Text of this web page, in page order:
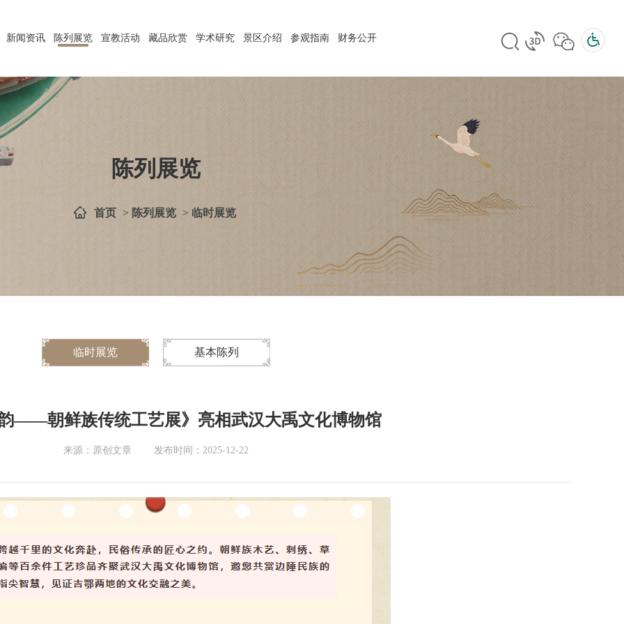
新闻资讯 陈列展览 宣教活动 藏品欣赏 学术研究 景区介绍 参观指南 财务公开
陈列展览
首页 > 陈列展览 > 临时展览
临时展览 基本陈列
——朝鲜族传统工艺展》亮相武汉大禹文化博物馆
来源：原创文章 发布时间：2025-12-22